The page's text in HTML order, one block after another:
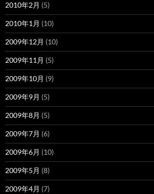
2010年2月 (5)
2010年1月 (10)
2009年12月 (10)
2009年11月 (5)
2009年10月 (9)
2009年9月 (5)
2009年8月 (5)
2009年7月 (6)
2009年6月 (10)
2009年5月 (8)
2009年4月 (7)